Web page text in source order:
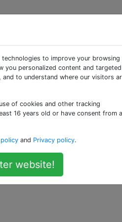
in uno
un altro?
negli Stati Uniti con alcuni
ma lasciarla in un altro.
modo? Ci sono alcuni stati
to improve your browsing
you personalized content and targeted
to understand where our visitors
of cookies and other tracking
16 years old or have consent from a
and Privacy policy.
website!